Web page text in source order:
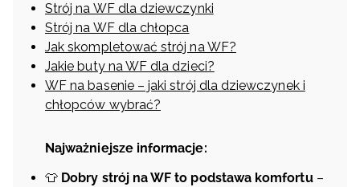
Strój na WF dla dziewczynki
Strój na WF dla chłopca
Jak skompletować strój na WF?
Jakie buty na WF dla dzieci?
WF na basenie – jaki strój dla dziewczynek i
chłopców wybrać?
Najważniejsze informacje:
👕 Dobry strój na WF to podstawa komfortu–